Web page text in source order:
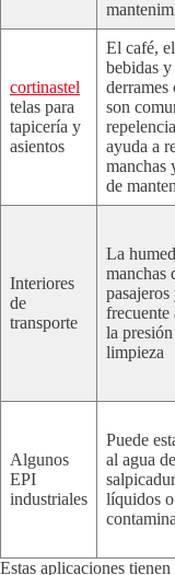
cortinastel
telas para
tapicería y
asientos
El café,
bebidas
derrames
son
ayuda a
manchas
de
Interiores
de
transporte
La
manchas
frecuente
la
limpieza
Algunos
EPI
industriales
Puede
al agua
líquidos o
Estas aplicaciones